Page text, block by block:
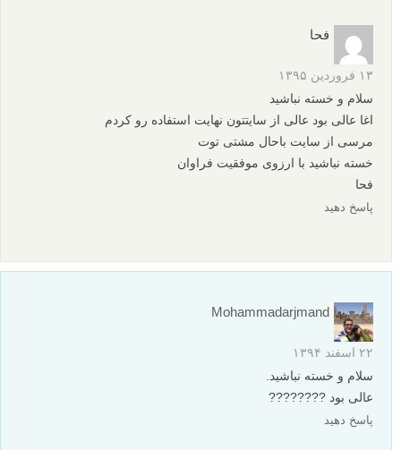
فحا
۱۳ فروردین ۱۳۹۵
سلام و خسته نباشید
اغا عالی بود عالی از سایتتون نهایت استفاده رو کردم
مرسی از سایت باحال مشتی توت
خسته نباشید با ارزوی موفقیت فراوان
فحا
پاسخ دهید
Mohammadarjmand
۲۲ اسفند ۱۳۹۴
سلام و خسته نباشید.
عالی بود ????????
پاسخ دهید